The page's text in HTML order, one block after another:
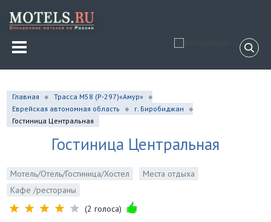
Главная
Трасса М58 (P-297)«Амур»
Еврейская автономная область
г. Биробиджан
Гостиница Центральная
Гостиница Центральная
Мотель/Отель/Гостиница/Хостел
Места отдыха
Кафе /рестораны
(2 голоса)